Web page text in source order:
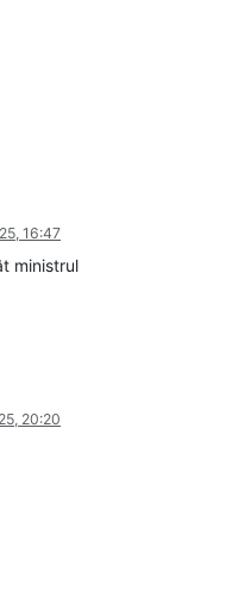
16:47
ministrul
20:20